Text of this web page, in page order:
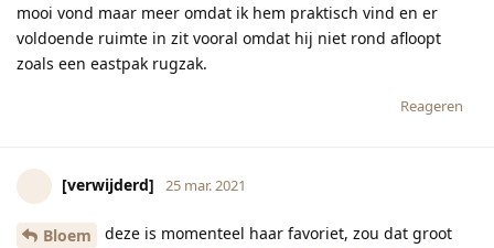
mooi vond maar meer omdat ik hem praktisch vind en er
voldoende ruimte in zit vooral omdat hij niet rond afloopt
zoals een eastpak rugzak.
Reageren
[verwijderd] 25 mar. 2021
Bloem
deze is momenteel haar favoriet, zou dat groot